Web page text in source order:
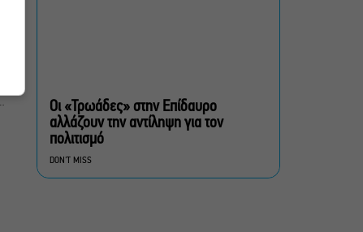
Πρόστιμα έως 73.000€ για
αυθαίρετες καταλήψεις
Πέντε διηγήματα του
Οι «Τρωάδες» στην Επίδαυρο
αλλάζουν την αντίληψη για τον
πολιτισμό
DON'T MISS